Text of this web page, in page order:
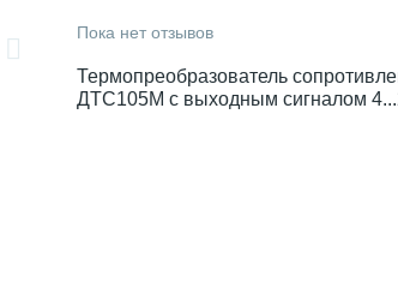
Пока нет отзывов
Термопреобразователь
ДТC105М с выходным сигналом